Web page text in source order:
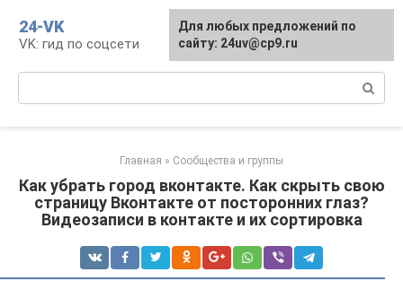
контенту
24-VK
VK: гид по соцсети
Главная » Сообщества и группы
Как убрать город вконтакте. Как скрыть свою
страницу Вконтакте от посторонних глаз?
Видеозаписи в контакте и их сортировка
Для любых предложений по
сайту: 24uv@cp9.ru